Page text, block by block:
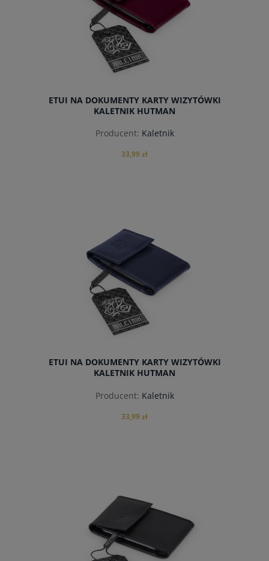
ETUI NA DOKUMENTY KARTY WIZYTÓWKI
KALETNIK HUTMAN
Producent: Kaletnik
33,99 zł
do koszyka
ETUI NA DOKUMENTY KARTY WIZYTÓWKI
KALETNIK HUTMAN
Producent: Kaletnik
33,99 zł